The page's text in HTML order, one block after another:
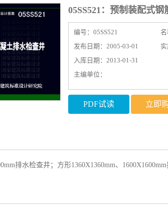
05SS521：预制装配式
编号： 05SS521 名
发布日期：2005-03-01
入库日期：2013-01-31
主编单位：
PDF试读 立即
排水检查井；方形1360X1360mm、1600X1600mm